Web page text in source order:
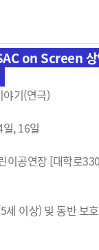
on Screen
야기(연극)
, 16일
이공연장 [대학로
세 이상) 및 동반 보